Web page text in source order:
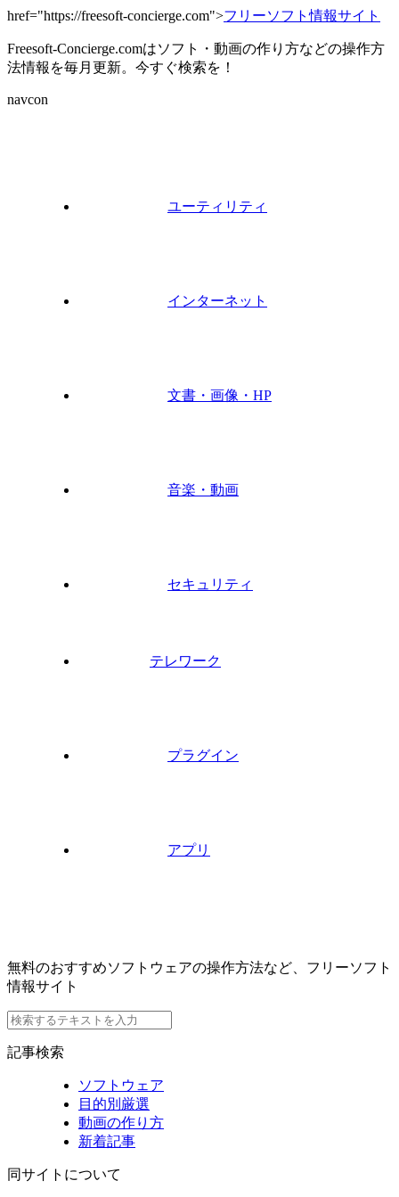
href="https://freesoft-concierge.com">フリーソフト情報サイト
Freesoft-Concierge.comはソフト・動画の作り方などの操作方
法情報を毎月更新。今すぐ検索を！
navcon
ユーティリティ
インターネット
文書・画像・HP
音楽・動画
セキュリティ
テレワーク
プラグイン
アプリ
無料のおすすめソフトウェアの操作方法など、フリーソフト
情報サイト
記事検索
ソフトウェア
目的別厳選
動画の作り方
新着記事
同サイトについて